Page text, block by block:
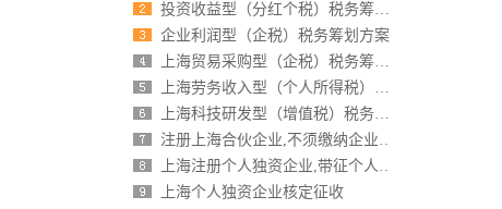
投资收益型（分红个税）税务筹划方案
企业利润型（企税）税务筹划方案
上海贸易采购型（企税）税务筹划方案
上海劳务收入型（个人所得税）税务筹划方案
上海科技研发型（增值税）税务筹划方案
注册上海合伙企业,不须缴纳企业所得税,个人所得税核定征收
上海注册个人独资企业,带征个人所得税,财政税收返还扶持40%-50%
上海个人独资企业核定征收